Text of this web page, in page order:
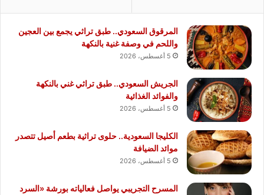
المرقوق السعودي.. طبق تراثي يجمع بين العجين
واللحم في وصفة غنية بالنكهة
5 أغسطس، 2026
الجريش السعودي.. طبق تراثي غني بالنكهة
والفوائد الغذائية
5 أغسطس، 2026
الكليجا السعودية.. حلوى تراثية بطعم أصيل تتصدر
موائد الضيافة
5 أغسطس، 2026
المسرح التجريبي يواصل فعالياته بورشة «السرد